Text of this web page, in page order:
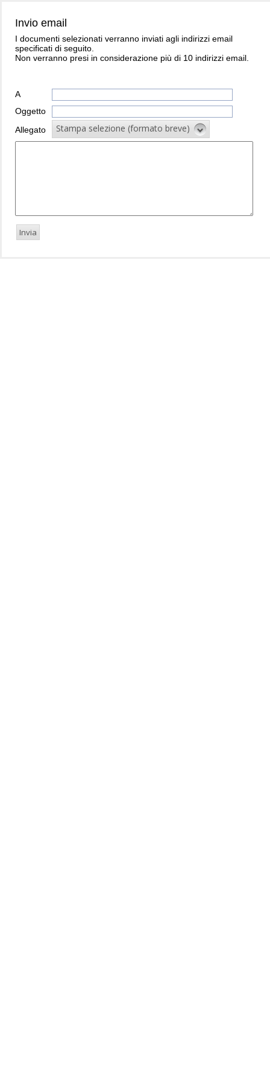
Invio email
I documenti selezionati verranno inviati agli indirizzi email
specificati di seguito.
Non verranno presi in considerazione più di 10 indirizzi email.
A
Oggetto
Allegato
Stampa selezione (formato breve)